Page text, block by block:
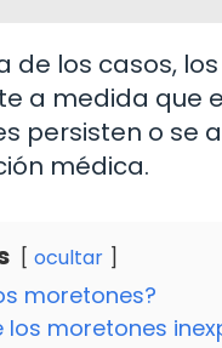
de los casos,
a medida que
persisten o se
médica.
ocultar
moretones?
los moretones